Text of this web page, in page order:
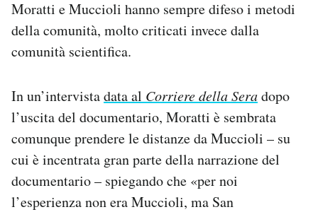
Moratti e Muccioli hanno sempre difeso i metodi
della comunità, molto criticati invece dalla
comunità scientifica.
In un’intervistadata al Corriere della Seradopo
l’uscita del documentario, Moratti è sembrata
comunque prendere le distanze da Muccioli – su
cui è incentrata gran parte della narrazione del
documentario – spiegando che «per noi
l’esperienza non era Muccioli, ma San